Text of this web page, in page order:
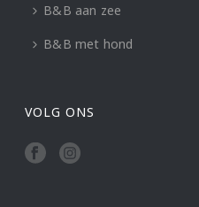
B&B aan zee
B&B met hond
VOLG ONS